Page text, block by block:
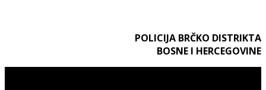
POLICIJA BRČKO DISTRIKTA
BOSNE I HERCEGOVINE